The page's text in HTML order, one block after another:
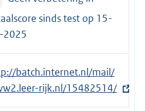
sinds test op 15-
2025
batch.internet.nl/mail/
rijk.nl/15482514/